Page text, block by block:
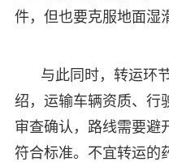
件，但也要克服地面湿
与此同时，转运环
绍，运输车辆资质、行
审查确认，路线需要避
符合标准。不宜转运的